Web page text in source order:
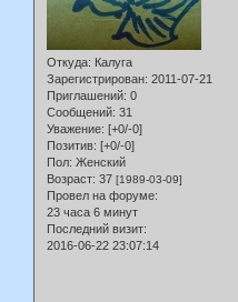
Откуда: Калуга
Зарегистрирован: 2011-07-21
Приглашений: 0
Сообщений: 31
Уважение: [+0/-0]
Позитив: [+0/-0]
Пол: Женский
Возраст: 37 [1989-03-09]
Провел на форуме:
23 часа 6 минут
Последний визит:
2016-06-22 23:07:14